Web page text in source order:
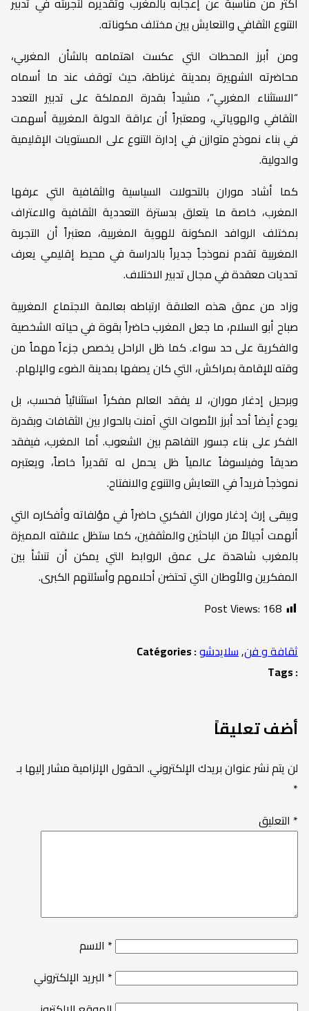
التنوع الثقافي والتعايش بين مختلف مكوناته.
ومن أبرز المحطات التي عكست اهتمامه بالشأن المغربي،
محاضرته الشهيرة بمدينة غرناطة، حيث توقف عند ما أسماه
“الاستثناء المغربي”، مشيداً بقدرة المملكة على تدبير التعدد
الثقافي والهوياتي، ومعتبراً أن عراقة الدولة المغربية أسهمت
في بناء نموذج متوازن في إدارة التنوع على المستويات الإقليمية
والدولية.
كما أشاد موران بالتحولات السياسية والثقافية التي عرفها
المغرب، خاصة ما يتعلق بدسترة التعددية الثقافية والاعتراف
بمختلف الروافد المكونة للهوية المغربية، معتبراً أن التجربة
المغربية تقدم نموذجاً جديراً بالدراسة في محيط إقليمي يعرف
تحديات معقدة في مجال تدبير الاختلاف.
وزاد من عمق هذه العلاقة ارتباطه بعالمة الاجتماع المغربية
صباح أبو السلام، ما جعل المغرب حاضراً بقوة في حياته الشخصية
والفكرية على حد سواء. كما ظل الراحل يخصص جزءاً مهماً من
وقته للإقامة بمراكش، التي كان يصفها بمدينة الضوء والإلهام.
وبرحيل إدغار موران، لا يفقد العالم مفكراً استثنائياً فحسب، بل
يودع أيضاً أحد أبرز الأصوات التي آمنت بالحوار بين الثقافات وبقدرة
الفكر على بناء جسور التفاهم بين الشعوب. أما المغرب، فيفقد
صديقاً وفيلسوفاً عالمياً ظل يحمل له تقديراً خاصاً، ويعتبره
نموذجاً فريداً في التعايش والتنوع والانفتاح.
ويبقى إرث إدغار موران الفكري حاضراً في مؤلفاته وأفكاره التي
ألهمت أجيالاً من الباحثين والمثقفين، كما ستظل علاقته المميزة
بالمغرب شاهدة على عمق الروابط التي يمكن أن تنشأ بين
المفكرين والأوطان التي تحتضن أحلامهم وأسئلتهم الكبرى.
Post Views: 168
Catégories : ثقافة و فن,سلايدشو
Tags :
أضف تعليقاً
لن يتم نشر عنوان بريدك الإلكتروني. الحقول الإلزامية مشار إليها بـ
*
*
*
*